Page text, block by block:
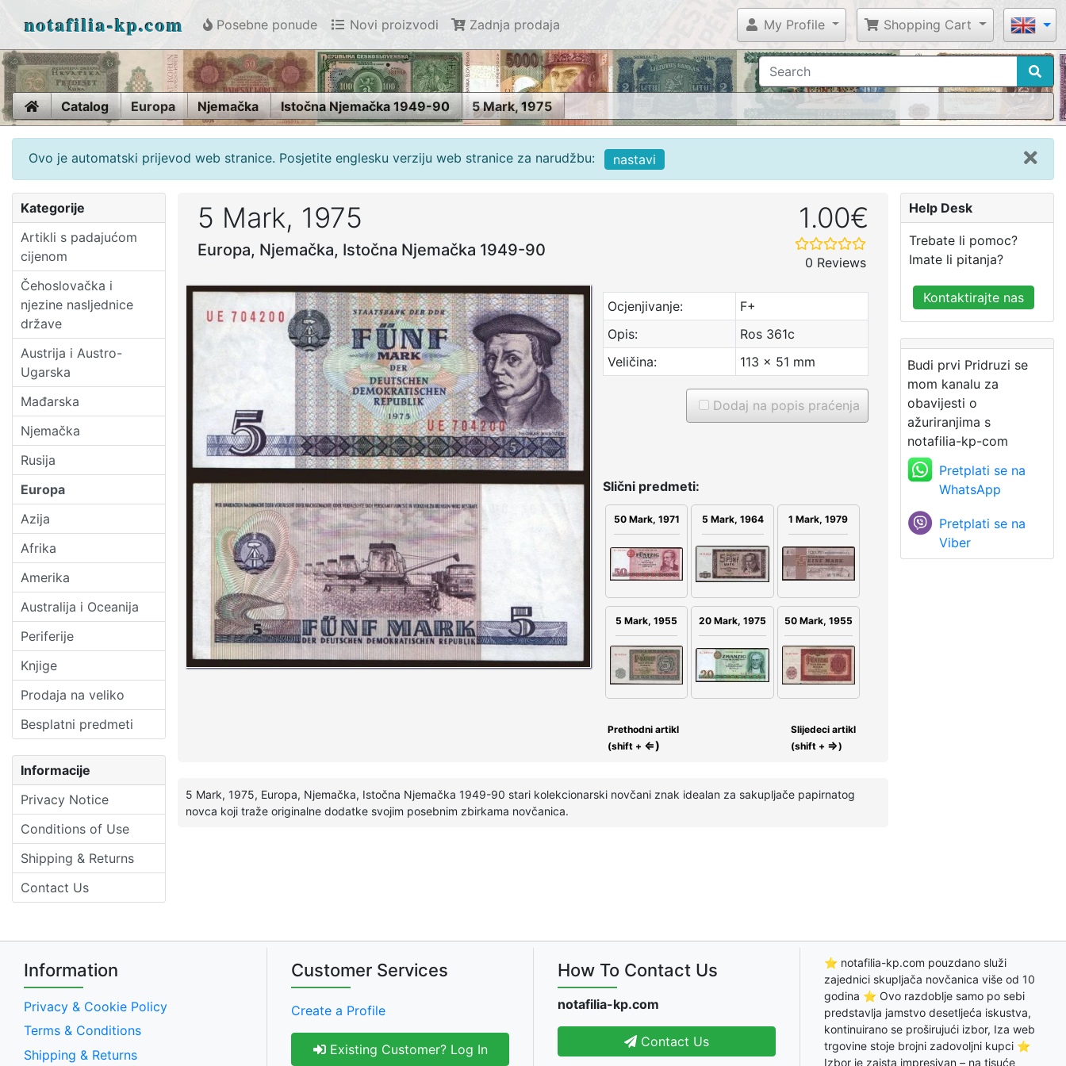
notafilia-kp.com Posebne ponude Novi proizvodi Zadnja prodaja My Profile Shopping Cart
HomeCatalog Europa Njemačka Istočna Njemačka 1949-90 5 Mark, 1975
Ovo je automatski prijevod web stranice. Posjetite englesku verziju web stranice za narudžbu: nastavi
Kategorije
Artikli s padajućom
cijenom
Čehoslovačka i
njezine nasljednice
države
Austrija i Austro-
Ugarska
Mađarska
Njemačka
Rusija
Europa
Azija
Afrika
Amerika
Australija i Oceanija
Periferije
Knjige
Prodaja na veliko
Besplatni predmeti
Informacije
Privacy Notice
Conditions of Use
Shipping & Returns
Contact Us
5 Mark, 1975
Europa, Njemačka, Istočna Njemačka 1949-90
1.00€
0 Reviews
Ocjenjivanje:
F+
Opis:
Ros 361c
Veličina:
113 x 51 mm
Dodaj na popis praćenja
Slični predmeti:
50 Mark, 1971 5 Mark, 1964 1 Mark, 1979
5 Mark, 1955 20 Mark, 1975 50 Mark, 1955
Prethodni artikl
(shift + ⇐)
Slijedeci artikl
(shift + ⇒)
5 Mark, 1975, Europa, Njemačka, Istočna Njemačka 1949-90 stari kolekcionarski novčani znak idealan za sakupljače papirnatog
novca koji traže originalne dodatke svojim posebnim zbirkama novčanica.
Help Desk
Trebate li pomoc?
Imate li pitanja?
Kontaktirajte nas
Budi prvi Pridruzi se
mom kanalu za
obavijesti o
ažuriranjima s
notafilia-kp-com
Pretplati se na
WhatsApp
Pretplati se na
Viber
Information
Privacy & Cookie Policy
Terms & Conditions
Shipping & Returns
Customer Services
Create a Profile
Existing Customer? Log In
How To Contact Us
notafilia-kp.com
Contact Us
⭐ notafilia-kp.com pouzdano služi
zajednici skupljača novčanica više od 10
godina ⭐ Ovo razdoblje samo po sebi
predstavlja jamstvo desetljeća iskustva,
kontinuirano se proširujući izbor, Iza web
trgovine stoje brojni zadovoljni kupci ⭐
Izbor je zaista impresivan – na tisuće